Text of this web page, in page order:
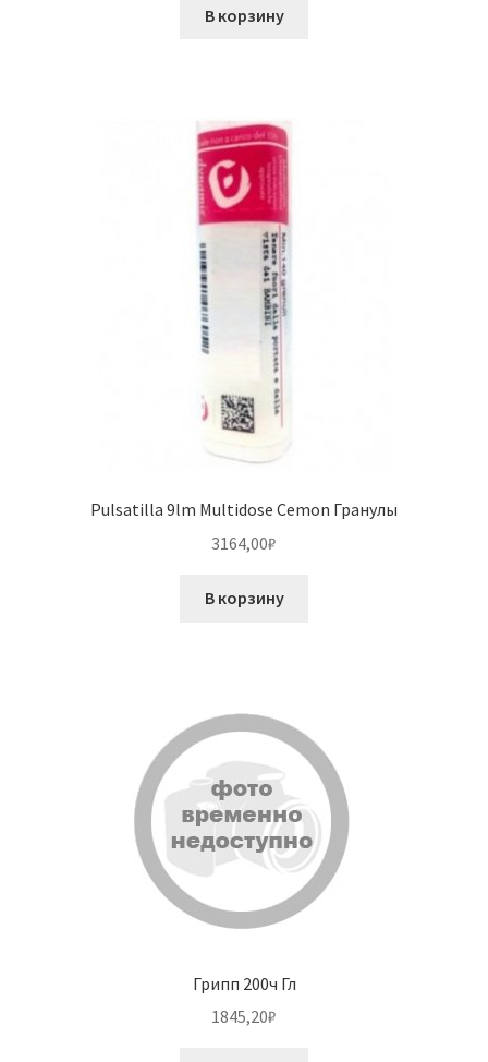
В корзину
Pulsatilla 9lm Multidose Cemon Гранулы
3164,00₽
В корзину
Грипп 200ч Гл
1845,20₽